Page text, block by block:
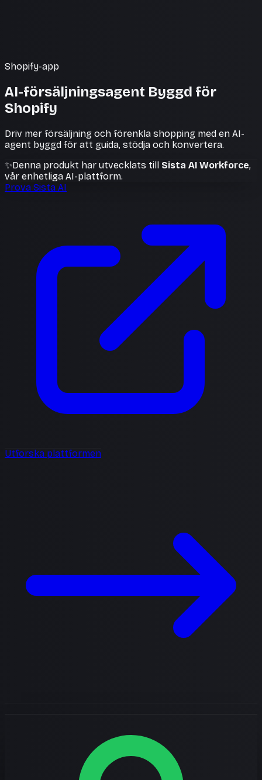
Shopify-app
AI-försäljningsagent Byggd för
Shopify
Driv mer försäljning och förenkla shopping med en AI-
agent byggd för att guida, stödja och konvertera.
✨Denna produkt har utvecklats till Sista AI Workforce,
vår enhetliga AI-plattform.
Prova Sista AI
Utforska plattformen